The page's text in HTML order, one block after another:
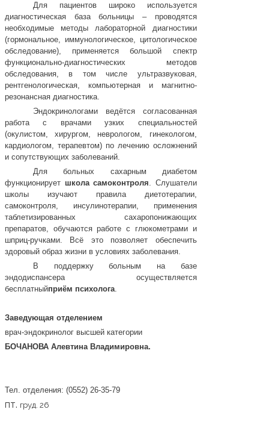
Для пациентов широко используется
диагностическая база больницы – проводятся
необходимые методы лабораторной диагностики
(гормональное, иммунологическое, цитологическое
обследование), применяется большой спектр
функционально-диагностических методов
обследования, в том числе ультразвуковая,
рентгенологическая, компьютерная и магнитно-
резонансная диагностика.
Эндокринологами ведётся согласованная
работа с врачами узких специальностей
(окулистом, хирургом, неврологом, гинекологом,
кардиологом, терапевтом) по лечению осложнений
и сопутствующих заболеваний.
Для больных сахарным диабетом
функционирует школа самоконтроля. Слушатели
школы изучают правила диетотерапии,
самоконтроля, инсулинотерапии, применения
таблетизированных сахаропонижающих
препаратов, обучаются работе с глюкометрами и
шприц-ручками. Всё это позволяет обеспечить
здоровый образ жизни в условиях заболевания.
В поддержку больным на базе
эндодиспансера осуществляется
бесплатныйприём психолога.
Заведующая отделением
врач-эндокринолог высшей категории
БОЧАНОВА Алевтина Владимировна.
Тел. отделения: (0552) 26-35-79
пт. груд. 26